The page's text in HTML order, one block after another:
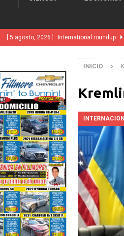
[ 5 agosto, 2026 ] Central Coast roundup
“terroristas extranjeros”
[ 2 julio, 2024 ] Colombia apaga el ‘efecto
[ 29 marzo, 2024 ] Corte Suprema
INMIGRACIÓN
[ 1 marzo, 2024 ] Potente tormenta
NACIONALES
[ 5 agosto, 2026 ] Resumen internacional
[ 5 agosto, 2026 ] International roundup
INICIO